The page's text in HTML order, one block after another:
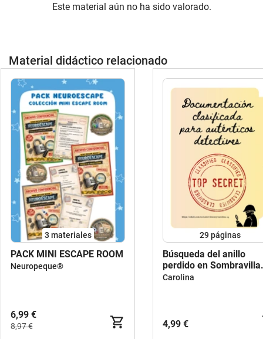
Este material aún no ha sido valorado.
Material didáctico relacionado
3 materiales
PACK MINI ESCAPE ROOM
Neuropeque®
6,99 €
8,97 €
29páginas
Búsqueda del anillo
perdido en Sombravilla.
Escape room -Juego de
Carolina
4,99 €